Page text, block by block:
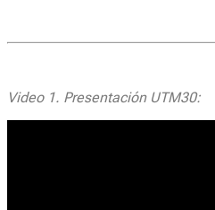
Video 1. Presentación UTM30: